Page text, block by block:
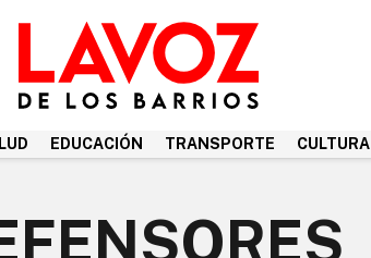
EDUCACIÓN TRANSPORTE CULTURA